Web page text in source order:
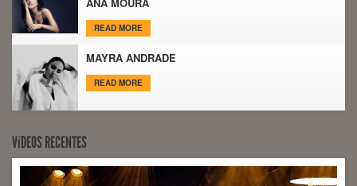
READ MORE
MAYRA ANDRADE
READ MORE
VíDEOS RECENTES